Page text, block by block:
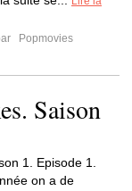
Popmovies
Saison
1. Episode 1.
on a de